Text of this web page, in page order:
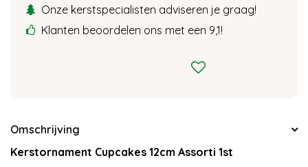
Onze kerstspecialisten adviseren je graag!
Klanten beoordelen ons met een 9,1!
Omschrijving
Kerstornament Cupcakes 12cm Assorti 1st